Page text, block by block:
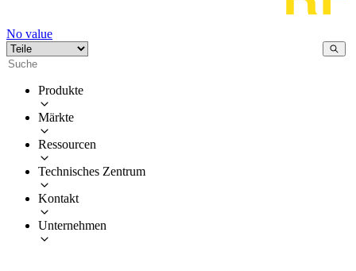
No value
Produkte
Märkte
Ressourcen
Technisches Zentrum
Kontakt
Unternehmen